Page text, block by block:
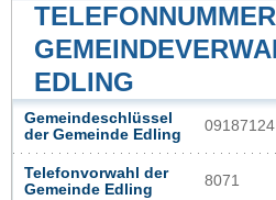
EDLING
Gemeindeschlüssel
der Gemeinde Edling
09187124
Telefonvorwahl der
Gemeinde Edling
8071